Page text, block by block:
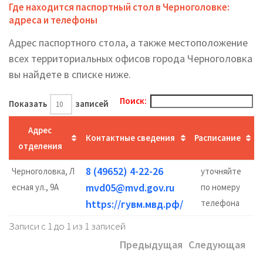
Где находится паспортный стол в Черноголовке:
адреса и телефоны
Адрес паспортного стола, а также местоположение
всех территориальных офисов города Черноголовка
вы найдете в списке ниже.
Показать записей Поиск:
Адрес
отделения
Контактные сведения Расписание
Черноголовка, Л
есная ул., 9А
8 (49652) 4-22-26
mvd05@mvd.gov.ru
https://гувм.мвд.рф/
уточняйте
по номеру
телефона
Записи с 1 до 1 из 1 записей
Предыдущая Следующая